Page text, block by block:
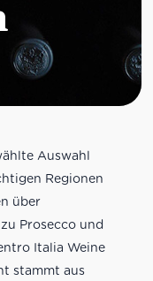
Auswahl
Regionen
über
Prosecco und
Italia Weine
stammt aus